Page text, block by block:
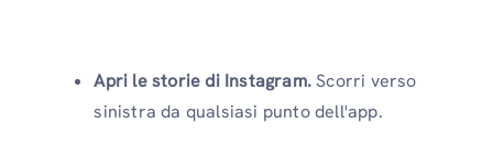
Apri le storie di Instagram.Scorri verso
sinistra da qualsiasi punto dell'app.